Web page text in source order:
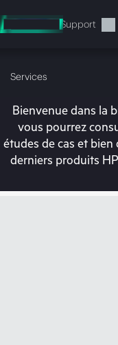
au
contenu
Support
Services
Bienvenue dans la
vous pourrez
études de cas et bien
derniers produits